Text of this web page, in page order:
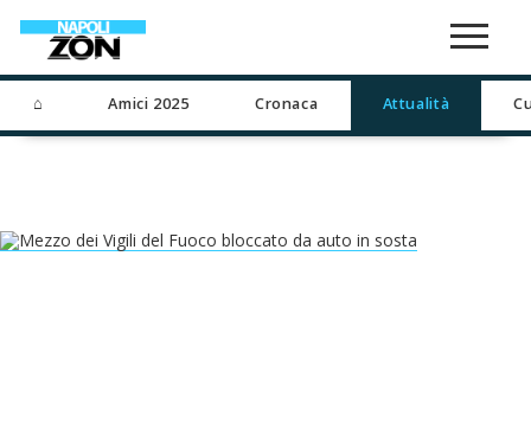
⌂ Amici 2025 Cronaca Attualità